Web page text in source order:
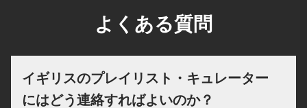
よくある質問
イギリスのプレイリスト・キュレーター
にはどう連絡すればよいのか？